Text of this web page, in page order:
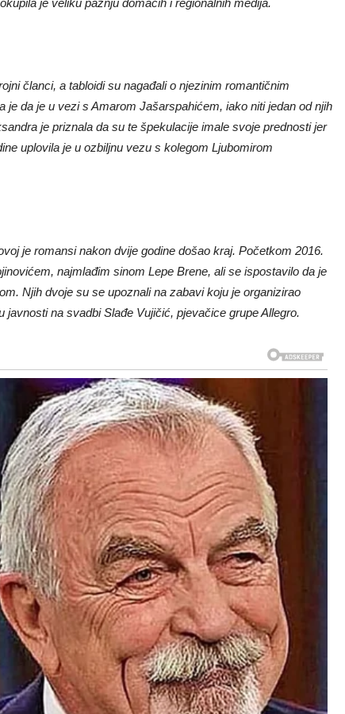
je veliku pažnju domaćih i regionalnih medija.
članci, a tabloidi su nagađali o njezinim romantičnim
je da je u vezi s Amarom Jašarspahićem, iako niti jedan od njih
je priznala da su te špekulacije imale svoje prednosti jer
uplovila je u ozbiljnu vezu s kolegom Ljubomirom
je romansi nakon dvije godine došao kraj. Početkom 2016.
najmlađim sinom Lepe Brene, ali se ispostavilo da je
Njih dvoje su se upoznali na zabavi koju je organizirao
javnosti na svadbi Slađe Vujičić, pjevačice grupe Allegro.